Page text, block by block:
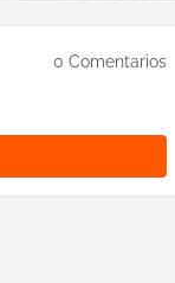
0 Comentarios